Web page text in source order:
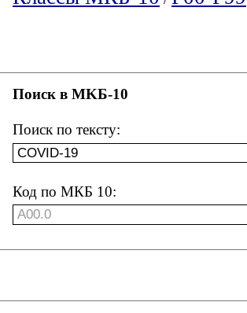
Поиск в MKБ-10
Поиск по тексту:
Код по МКБ 10: